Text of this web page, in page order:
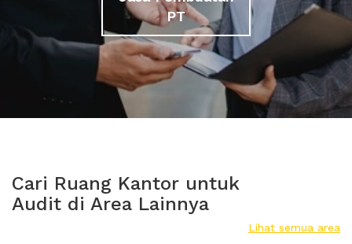
PT
Cari Ruang Kantor untuk
Audit di Area Lainnya
Lihat semua area